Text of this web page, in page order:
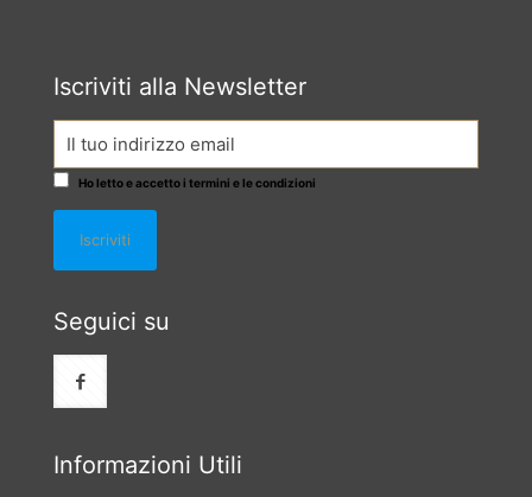
Iscriviti alla Newsletter
Ho letto e accetto i termini e le condizioni
Seguici su
Informazioni Utili